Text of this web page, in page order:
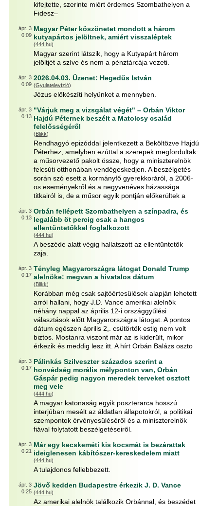
kifejtette, szerinte miért érdemes Szombathelyen a
Fidesz–
ápr. 3
0:09
Magyar Péter köszönetet mondott a három
kutyapártos jelöltnek, amiért visszaléptek
(444.hu)
Magyar szerint látszik, hogy a Kutyapárt három
jelöltjét a szíve és nem a pénztárcája vezeti.
ápr. 3
0:09
2026.04.03. Üzenet: Hegedűs István
(Gyulatelevízió)
Jézus előkészíti helyünket a mennyben.
ápr. 3
0:13
"Várjuk meg a vizsgálat végét" – Orbán Viktor
Hajdú Péternek beszélt a Matolcsy család
felelősségéről
(Blikk)
Rendhagyó epizóddal jelentkezett a Beköltözve Hajdú
Péterhez, amelyben ezúttal a szerepek megfordultak:
a műsorvezető pakolt össze, hogy a miniszterelnök
felcsúti otthonában vendégeskedjen. A beszélgetés
során szó esett a kormányfő gyerekkoráról, a 2006-
os eseményekről és a negyvenéves házassága
titkairól is, de a műsor egyik pontján előkerültek a
ápr. 3
0:13
Orbán fellépett Szombathelyen a színpadra, és
legalább öt percig csak a hangos
ellentüntetőkkel foglalkozott
(444.hu)
A beszéde alatt végig hallatszott az ellentüntetők
zaja.
ápr. 3
0:17
Tényleg Magyarországra látogat Donald Trump
alelnöke: megvan a hivatalos dátum
(Blikk)
Korábban még csak sajtóértesülések alapján lehetett
arról hallani, hogy J.D. Vance amerikai alelnök
néhány nappal az április 12-i országgyűlési
választások előtt Magyarországra látogat. A pontos
dátum egészen április 2,. csütörtök estig nem volt
biztos. Mostanra viszont már az is kiderült, mikor
érkezik és meddig lesz itt. A hírt Orbán Balázs oszto
ápr. 3
0:17
Pálinkás Szilveszter százados szerint a
honvédség morális mélyponton van, Orbán
Gáspár pedig nagyon meredek terveket osztott
meg vele
(444.hu)
A magyar katonaság egyik poszterarca hosszú
interjúban mesélt az áldatlan állapotokról, a politikai
szempontok érvényesüléséről és a miniszterelnök
fiával folytatott beszélgetéseiről.
ápr. 3
0:21
Már egy kecskeméti kis kocsmát is bezárattak
ideiglenesen kábítószer-kereskedelem miatt
(444.hu)
A tulajdonos fellebbezett.
ápr. 3
0:25
Jövő kedden Budapestre érkezik J. D. Vance
(444.hu)
Az amerikai alelnök találkozik Orbánnal, és beszédet